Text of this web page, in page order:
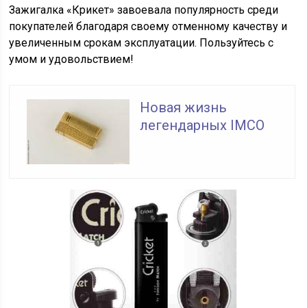
Зажигалка «Крикет» завоевала популярность среди
покупателей благодаря своему отменному качеству и
увеличенным срокам эксплуатации. Пользуйтесь с
умом и удовольствием!
Новая жизнь
легендарных IMCO